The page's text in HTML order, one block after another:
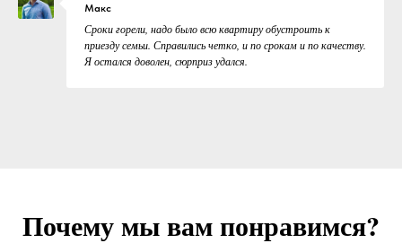
Макс
Сроки горели, надо было всю квартиру обустроить к
приезду семьи. Справились четко, и по срокам и по качеству.
Я остался доволен, сюрприз удался.
Почему мы вам понравимся?